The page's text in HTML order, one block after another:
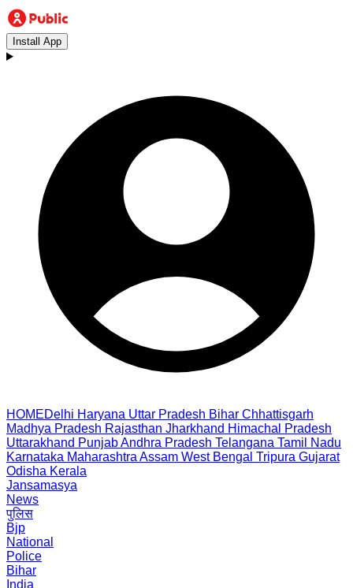
Install App
HOMEDelhi Haryana Uttar Pradesh Bihar Chhattisgarh
Madhya Pradesh Rajasthan Jharkhand Himachal Pradesh
Uttarakhand PunjabAndhra Pradesh Telangana Tamil Nadu
Karnataka Maharashtra Assam West Bengal Tripura Gujarat
Odisha Kerala
Jansamasya
News
पुलिस
Bjp
National
Police
Bihar
India